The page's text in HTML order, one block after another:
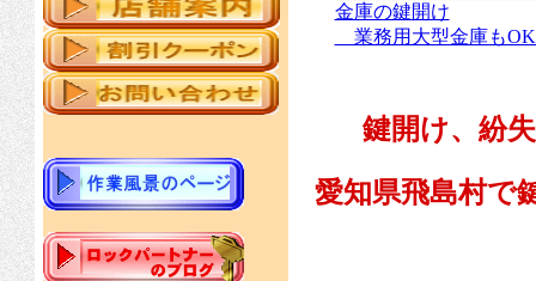
金庫の鍵開け
業務用大型金庫も
鍵開け、紛
愛知県飛島村で